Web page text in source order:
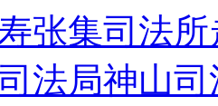
张集司法
法局神山